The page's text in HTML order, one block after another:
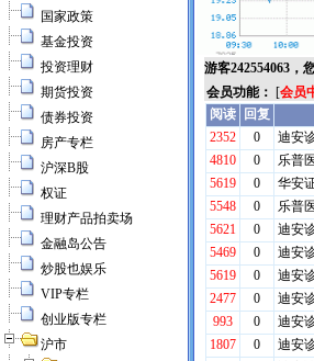
国家政策
基金投资
投资理财
期货投资
债券投资
房产专栏
沪深B股
权证
理财产品拍卖场
金融岛公告
炒股也娱乐
VIP专栏
创业版专栏
沪市
游客242554063，
会员功能： [会员